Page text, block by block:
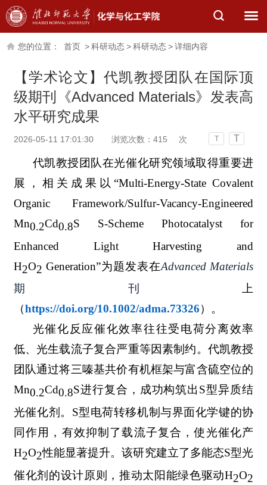
您的位置： 首页 >科研动态>科研动态>详细内容
【学术论文】代凯教授团队在国际顶
级期刊《Advanced Materials》发表高
水平研究成果
2026-05-11 17:01:30 浏览次数： 415 次 T T
代凯教授团队在光催化研究领域取得重要进
展，相关成果以“Multi-Energy-State Covalent
Organic Framework/Sulfur-Vacancy-Engineered
Mn0.2Cd0.8S
S-Scheme Photocatalyst for
Enhanced Light Harvesting and
H2O2 Generation”为题发表在Advanced Materials
期刊上
（https://doi.org/10.1002/adma.73326）。
光催化反应催化效率往往受电荷分离效率
低、光生载流子复合严重等因素制约。代凯教授
团队通过将三嗪基共价有机框架与富含硫空位的
Mn0.2Cd0.8S进行复合，成功构筑出S型异质结
光催化剂。S型电荷转移机制与界面化学键的协
同作用，有效抑制了载流子复合，使光催化产
H2O2性能显著提升。该研究建立了多能态S型光
催化剂的设计原则，推动太阳能绿色驱动H2O2